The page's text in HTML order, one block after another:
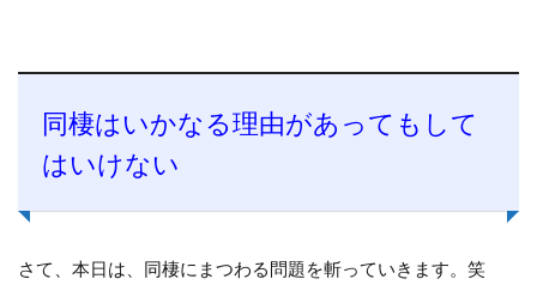
同棲はいかなる理由があってもして
はいけない
さて、本日は、同棲にまつわる問題を斬っていきます。笑